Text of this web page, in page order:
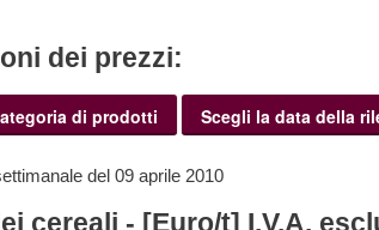
dei prezzi:
di prodotti Scegli la data della
del 09 aprile 2010
cereali - [Euro/t] I.V.A.